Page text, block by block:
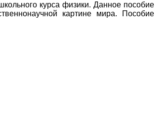
курса физики. Данное пособие
картине мира. Пособие